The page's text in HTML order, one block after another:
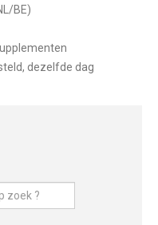
BE)
dezelfde dag